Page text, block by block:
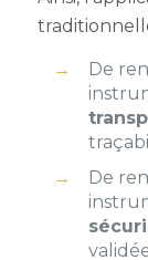
De
De